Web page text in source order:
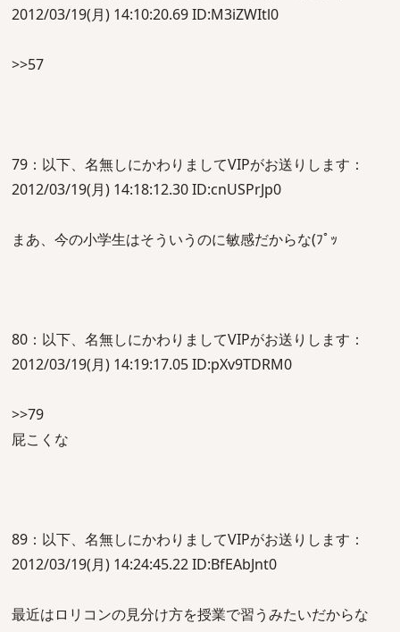
2012/03/19(月) 14:10:20.69 ID:M3iZWItl0
>>57
79：以下、名無しにかわりましてVIPがお送りします：
2012/03/19(月) 14:18:12.30 ID:cnUSPrJp0
まあ、今の小学生はそういうのに敏感だからな(ﾌﾟｯ
80：以下、名無しにかわりましてVIPがお送りします：
2012/03/19(月) 14:19:17.05 ID:pXv9TDRM0
>>79
屁こくな
89：以下、名無しにかわりましてVIPがお送りします：
2012/03/19(月) 14:24:45.22 ID:BfEAbJnt0
最近はロリコンの見分け方を授業で習うみたいだからな